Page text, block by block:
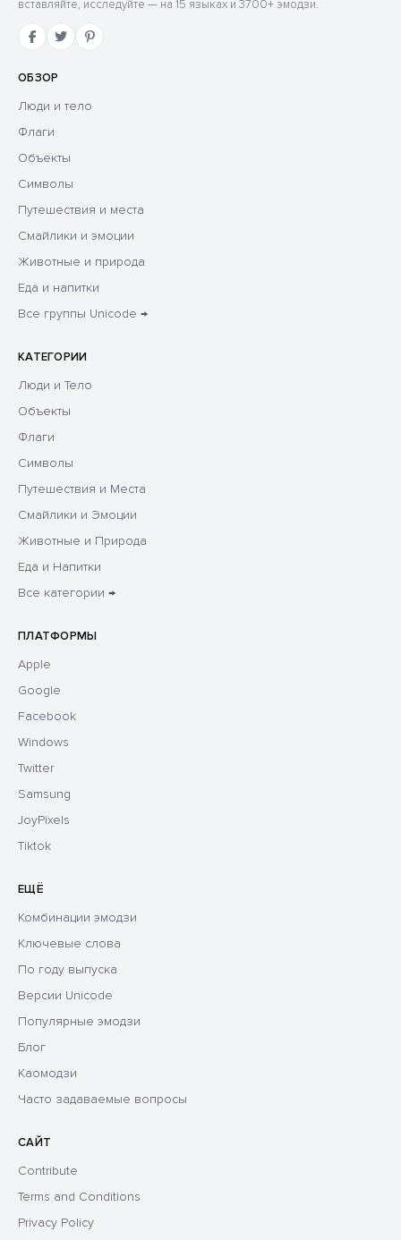
вставляйте, исследуйте — на 15 языках и 3700+ эмодзи.
ОБЗОР
Люди и тело
Флаги
Объекты
Символы
Путешествия и места
Смайлики и эмоции
Животные и природа
Еда и напитки
Все группы Unicode →
КАТЕГОРИИ
Люди и Тело
Объекты
Флаги
Символы
Путешествия и Места
Смайлики и Эмоции
Животные и Природа
Еда и Напитки
Все категории →
ПЛАТФОРМЫ
Apple
Google
Facebook
Windows
Twitter
Samsung
JoyPixels
Tiktok
ЕЩЁ
Комбинации эмодзи
Ключевые слова
По году выпуска
Версии Unicode
Популярные эмодзи
Блог
Каомодзи
Часто задаваемые вопросы
САЙТ
Contribute
Terms and Conditions
Privacy Policy